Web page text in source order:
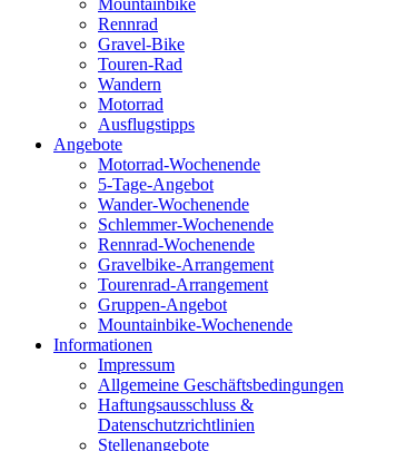
Mountainbike
Rennrad
Gravel-Bike
Touren-Rad
Wandern
Motorrad
Ausflugstipps
Angebote
Motorrad-Wochenende
5-Tage-Angebot
Wander-Wochenende
Schlemmer-Wochenende
Rennrad-Wochenende
Gravelbike-Arrangement
Tourenrad-Arrangement
Gruppen-Angebot
Mountainbike-Wochenende
Informationen
Impressum
Allgemeine Geschäftsbedingungen
Haftungsausschluss &
Datenschutzrichtlinien
Stellenangebote